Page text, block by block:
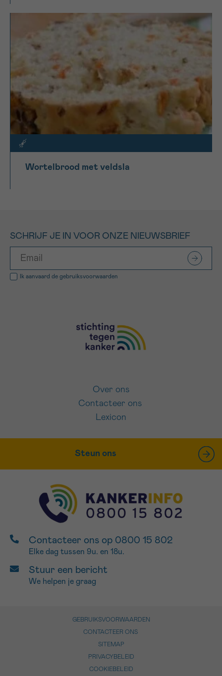
Wortelbrood met veldsla
SCHRIJF JE IN VOOR ONZE NIEUWSBRIEF
Ik aanvaard de gebruiksvoorwaarden
Over ons
Contacteer ons
Lexicon
Steun ons
Contacteer ons op 0800 15 802
Elke dag tussen 9u. en 18u.
Stuur een bericht
We helpen je graag
GEBRUIKSVOORWAARDEN
CONTACTEER ONS
SITEMAP
PRIVACYBELEID
COOKIEBELEID